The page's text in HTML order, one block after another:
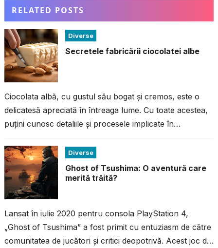
RELATED POSTS
Diverse
Secretele fabricării ciocolatei albe
Ciocolata albă, cu gustul său bogat și cremos, este o
delicatesă apreciată în întreaga lume. Cu toate acestea,
puțini cunosc detaliile și procesele implicate în
Diverse
Ghost of Tsushima: O aventură care
merită trăită?
Lansat în iulie 2020 pentru consola PlayStation 4,
„Ghost of Tsushima” a fost primit cu entuziasm de către
comunitatea de jucători și critici deopotrivă. Acest joc de